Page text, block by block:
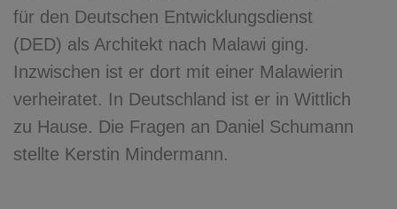
für den Deutschen Entwicklungsdienst
(DED) als Architekt nach Malawi ging.
Inzwischen ist er dort mit einer Malawierin
verheiratet. In Deutschland ist er in Wittlich
zu Hause. Die Fragen an Daniel Schumann
stellte Kerstin Mindermann.